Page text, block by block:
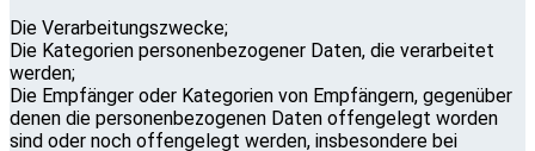
Die Verarbeitungszwecke;
Die Kategorien personenbezogener Daten, die verarbeitet
werden;
Die Empfänger oder Kategorien von Empfängern, gegenüber
denen die personenbezogenen Daten offengelegt worden
sind oder noch offengelegt werden, insbesondere bei